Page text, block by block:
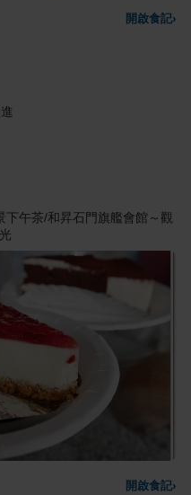
開啟食記›
下午茶/和昇石門旗艦會館～觀
開啟食記›